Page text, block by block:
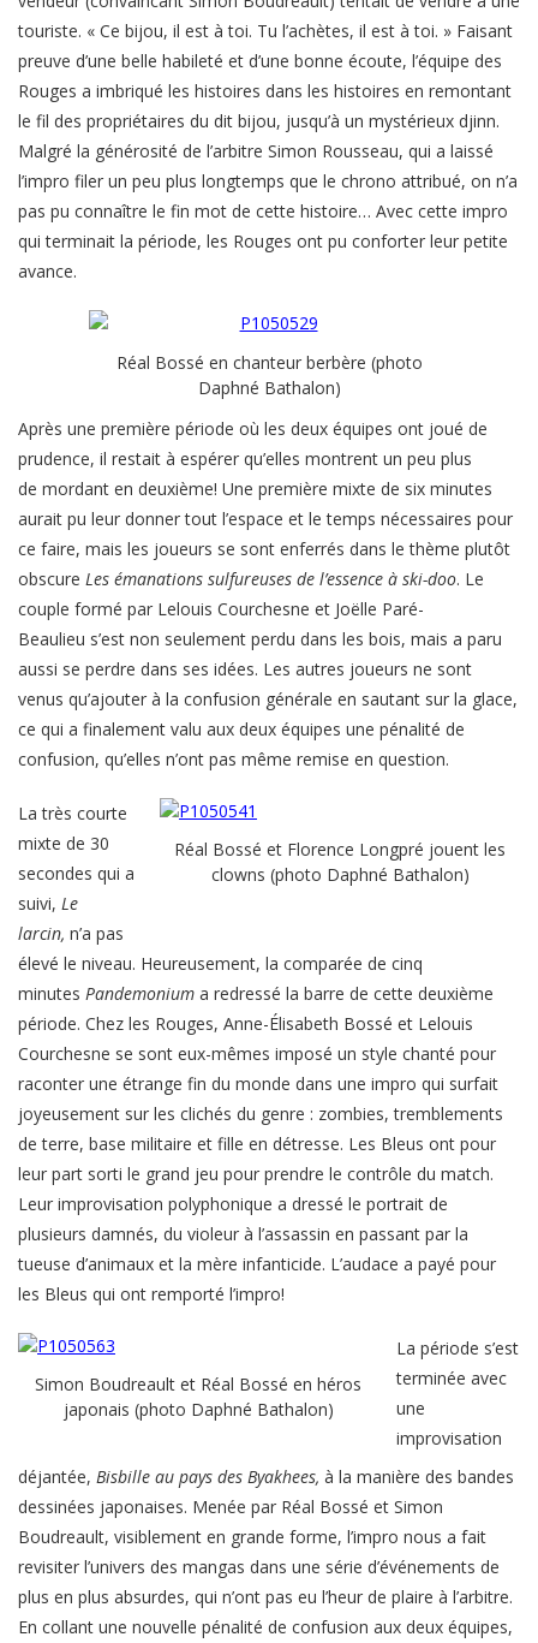
touriste. « Ce bijou, il est à toi. Tu l’achètes, il est à toi. » Faisant
preuve d’une belle habileté et d’une bonne écoute, l’équipe des
Rouges a imbriqué les histoires dans les histoires en remontant
le fil des propriétaires du dit bijou, jusqu’à un mystérieux djinn.
Malgré la générosité de l’arbitre Simon Rousseau, qui a laissé
l’impro filer un peu plus longtemps que le chrono attribué, on n’a
pas pu connaître le fin mot de cette histoire… Avec cette impro
qui terminait la période, les Rouges ont pu conforter leur petite
avance.
Réal Bossé en chanteur berbère (photo
Daphné Bathalon)
Après une première période où les deux équipes ont joué de
prudence, il restait à espérer qu’elles montrent un peu plus
de mordant en deuxième! Une première mixte de six minutes
aurait pu leur donner tout l’espace et le temps nécessaires pour
ce faire, mais les joueurs se sont enferrés dans le thème plutôt
obscure Les émanations sulfureuses de l’essence à ski-doo. Le
couple formé par Lelouis Courchesne et Joëlle Paré-
Beaulieu s’est non seulement perdu dans les bois, mais a paru
aussi se perdre dans ses idées. Les autres joueurs ne sont
venus qu’ajouter à la confusion générale en sautant sur la glace,
ce qui a finalement valu aux deux équipes une pénalité de
confusion, qu’elles n’ont pas même remise en question.
Réal Bossé et Florence Longpré jouent les
clowns (photo Daphné Bathalon)
La très courte
mixte de 30
secondes qui a
suivi, Le
larcin, n’a pas
élevé le niveau. Heureusement, la comparée de cinq
minutes Pandemonium a redressé la barre de cette deuxième
période. Chez les Rouges, Anne-Élisabeth Bossé et Lelouis
Courchesne se sont eux-mêmes imposé un style chanté pour
raconter une étrange fin du monde dans une impro qui surfait
joyeusement sur les clichés du genre : zombies, tremblements
de terre, base militaire et fille en détresse. Les Bleus ont pour
leur part sorti le grand jeu pour prendre le contrôle du match.
Leur improvisation polyphonique a dressé le portrait de
plusieurs damnés, du violeur à l’assassin en passant par la
tueuse d’animaux et la mère infanticide. L’audace a payé pour
les Bleus qui ont remporté l’impro!
Simon Boudreault et Réal Bossé en héros
japonais (photo Daphné Bathalon)
La période s’est
terminée avec
une
improvisation
déjantée, Bisbille au pays des Byakhees, à la manière des bandes
dessinées japonaises. Menée par Réal Bossé et Simon
Boudreault, visiblement en grande forme, l’impro nous a fait
revisiter l’univers des mangas dans une série d’événements de
plus en plus absurdes, qui n’ont pas eu l’heur de plaire à l’arbitre.
En collant une nouvelle pénalité de confusion aux deux équipes,